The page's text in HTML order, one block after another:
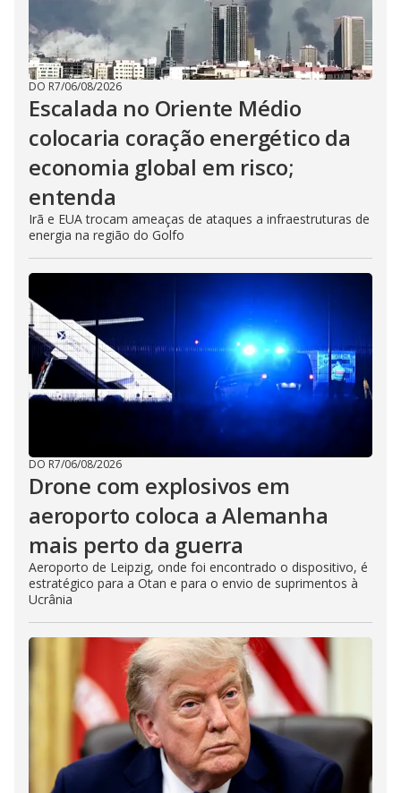
DO R7/06/08/2026
Escalada no Oriente Médio
colocaria coração energético da
economia global em risco;
entenda
Irã e EUA trocam ameaças de ataques a infraestruturas de
energia na região do Golfo
DO R7/06/08/2026
Drone com explosivos em
aeroporto coloca a Alemanha
mais perto da guerra
Aeroporto de Leipzig, onde foi encontrado o dispositivo, é
estratégico para a Otan e para o envio de suprimentos à
Ucrânia